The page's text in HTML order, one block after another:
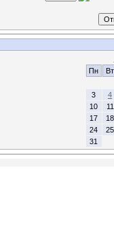
Пн
Вт
3
4
10
11
17
18
24
25
31